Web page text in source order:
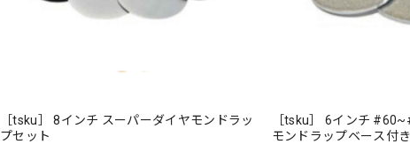
［tsku］ 8インチ スーパーダイヤモンドラッ
プセット
［tsku］ 6インチ
モンドラップベース付